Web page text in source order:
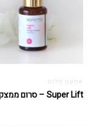
אפקט פלוס
Super Lift – סרום ממצק